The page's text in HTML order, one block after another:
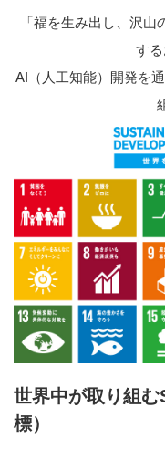
「福を生み出し、沢
する
AI（人工知能）開発を
世界中が取り組む
標）